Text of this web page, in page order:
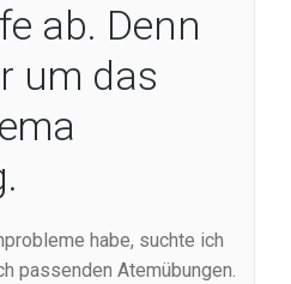
ab. Denn
um das
habe, suchte ich
passenden Atemübungen.